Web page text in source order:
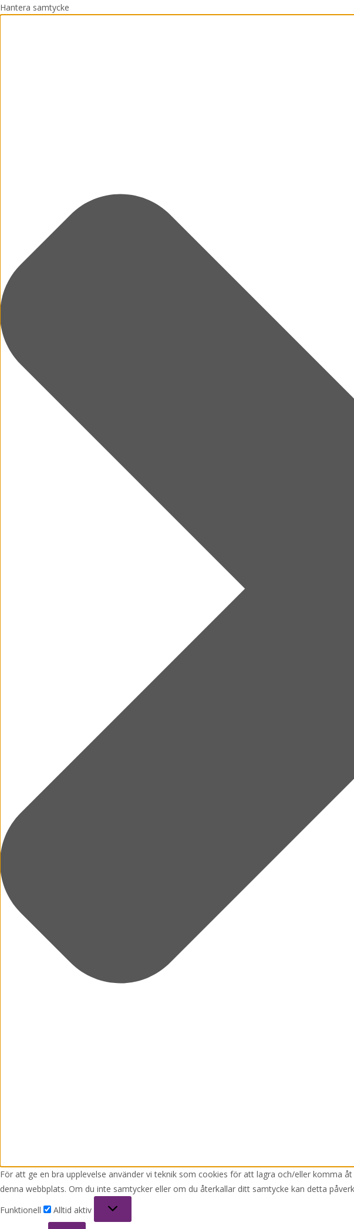
Hantera samtycke
För att ge en bra upplevelse använder vi teknik som cookies för att lagra och/eller komma
denna webbplats. Om du inte samtycker eller om du återkallar ditt samtycke kan detta
Funktionell
Alltid aktiv